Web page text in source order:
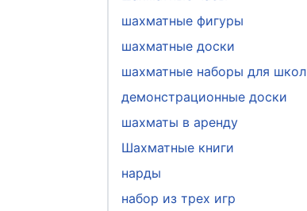
шахматные фигуры
шахматные доски
шахматные наборы для школ
демонстрационные доски
шахматы в аренду
Шахматные книги
нарды
набор из трех игр